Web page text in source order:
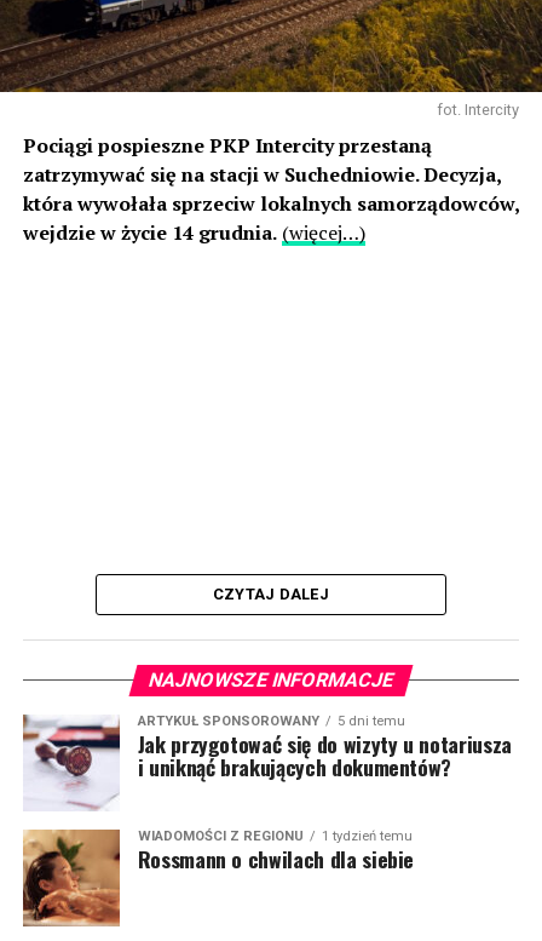
fot. Intercity
Pociągi pospieszne PKP Intercity przestaną
zatrzymywać się na stacji w Suchedniowie. Decyzja,
która wywołała sprzeciw lokalnych samorządowców,
wejdzie w życie 14 grudnia. (więcej…)
CZYTAJ DALEJ
NAJNOWSZE INFORMACJE
ARTYKUŁ SPONSOROWANY 5 dni temu
Jak przygotować się do wizyty u notariusza
i uniknąć brakujących dokumentów?
WIADOMOŚCI Z REGIONU 1 tydzień temu
Rossmann o chwilach dla siebie